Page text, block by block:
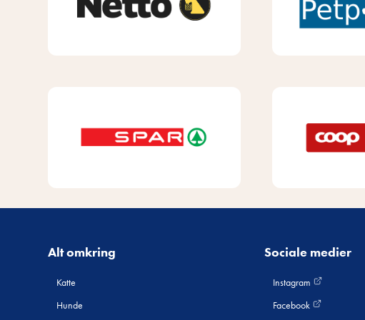
Alt omkring
Katte
Hunde
Sociale medier
Instagram
Facebook